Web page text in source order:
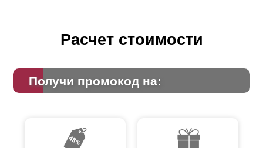
Расчет стоимости
Получи промокод на: